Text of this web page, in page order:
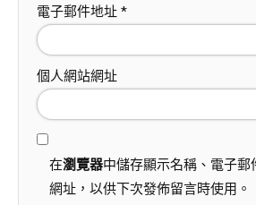
電子郵件地址 *
個人網站網址
在瀏覽器中儲存顯示名稱、電子
網址，以供下次發佈留言時使用。